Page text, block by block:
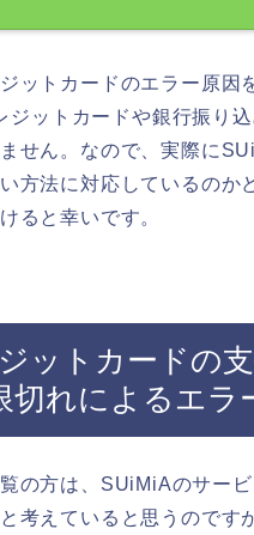
ットカードのエラー原因
ットカードや銀行振り
せん。なので、実際に
方法に対応しているの
ると幸いです。
ットカードの
れによるエラ
の方は、SUiMiAのサー
考えていると思うのです